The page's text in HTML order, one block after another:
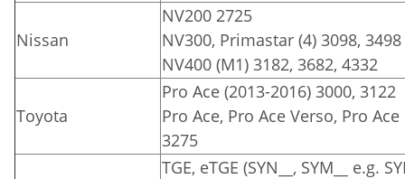
Nissan
NV200 2725
NV300, Primastar (4) 3098, 3498
NV400 (M1) 3182, 3682, 4332
Toyota
Pro Ace (2013-2016) 3000, 3122
Pro Ace, Pro Ace Verso, Pro Ace
3275
TGE, eTGE (SYN__, SYM__ e.g.